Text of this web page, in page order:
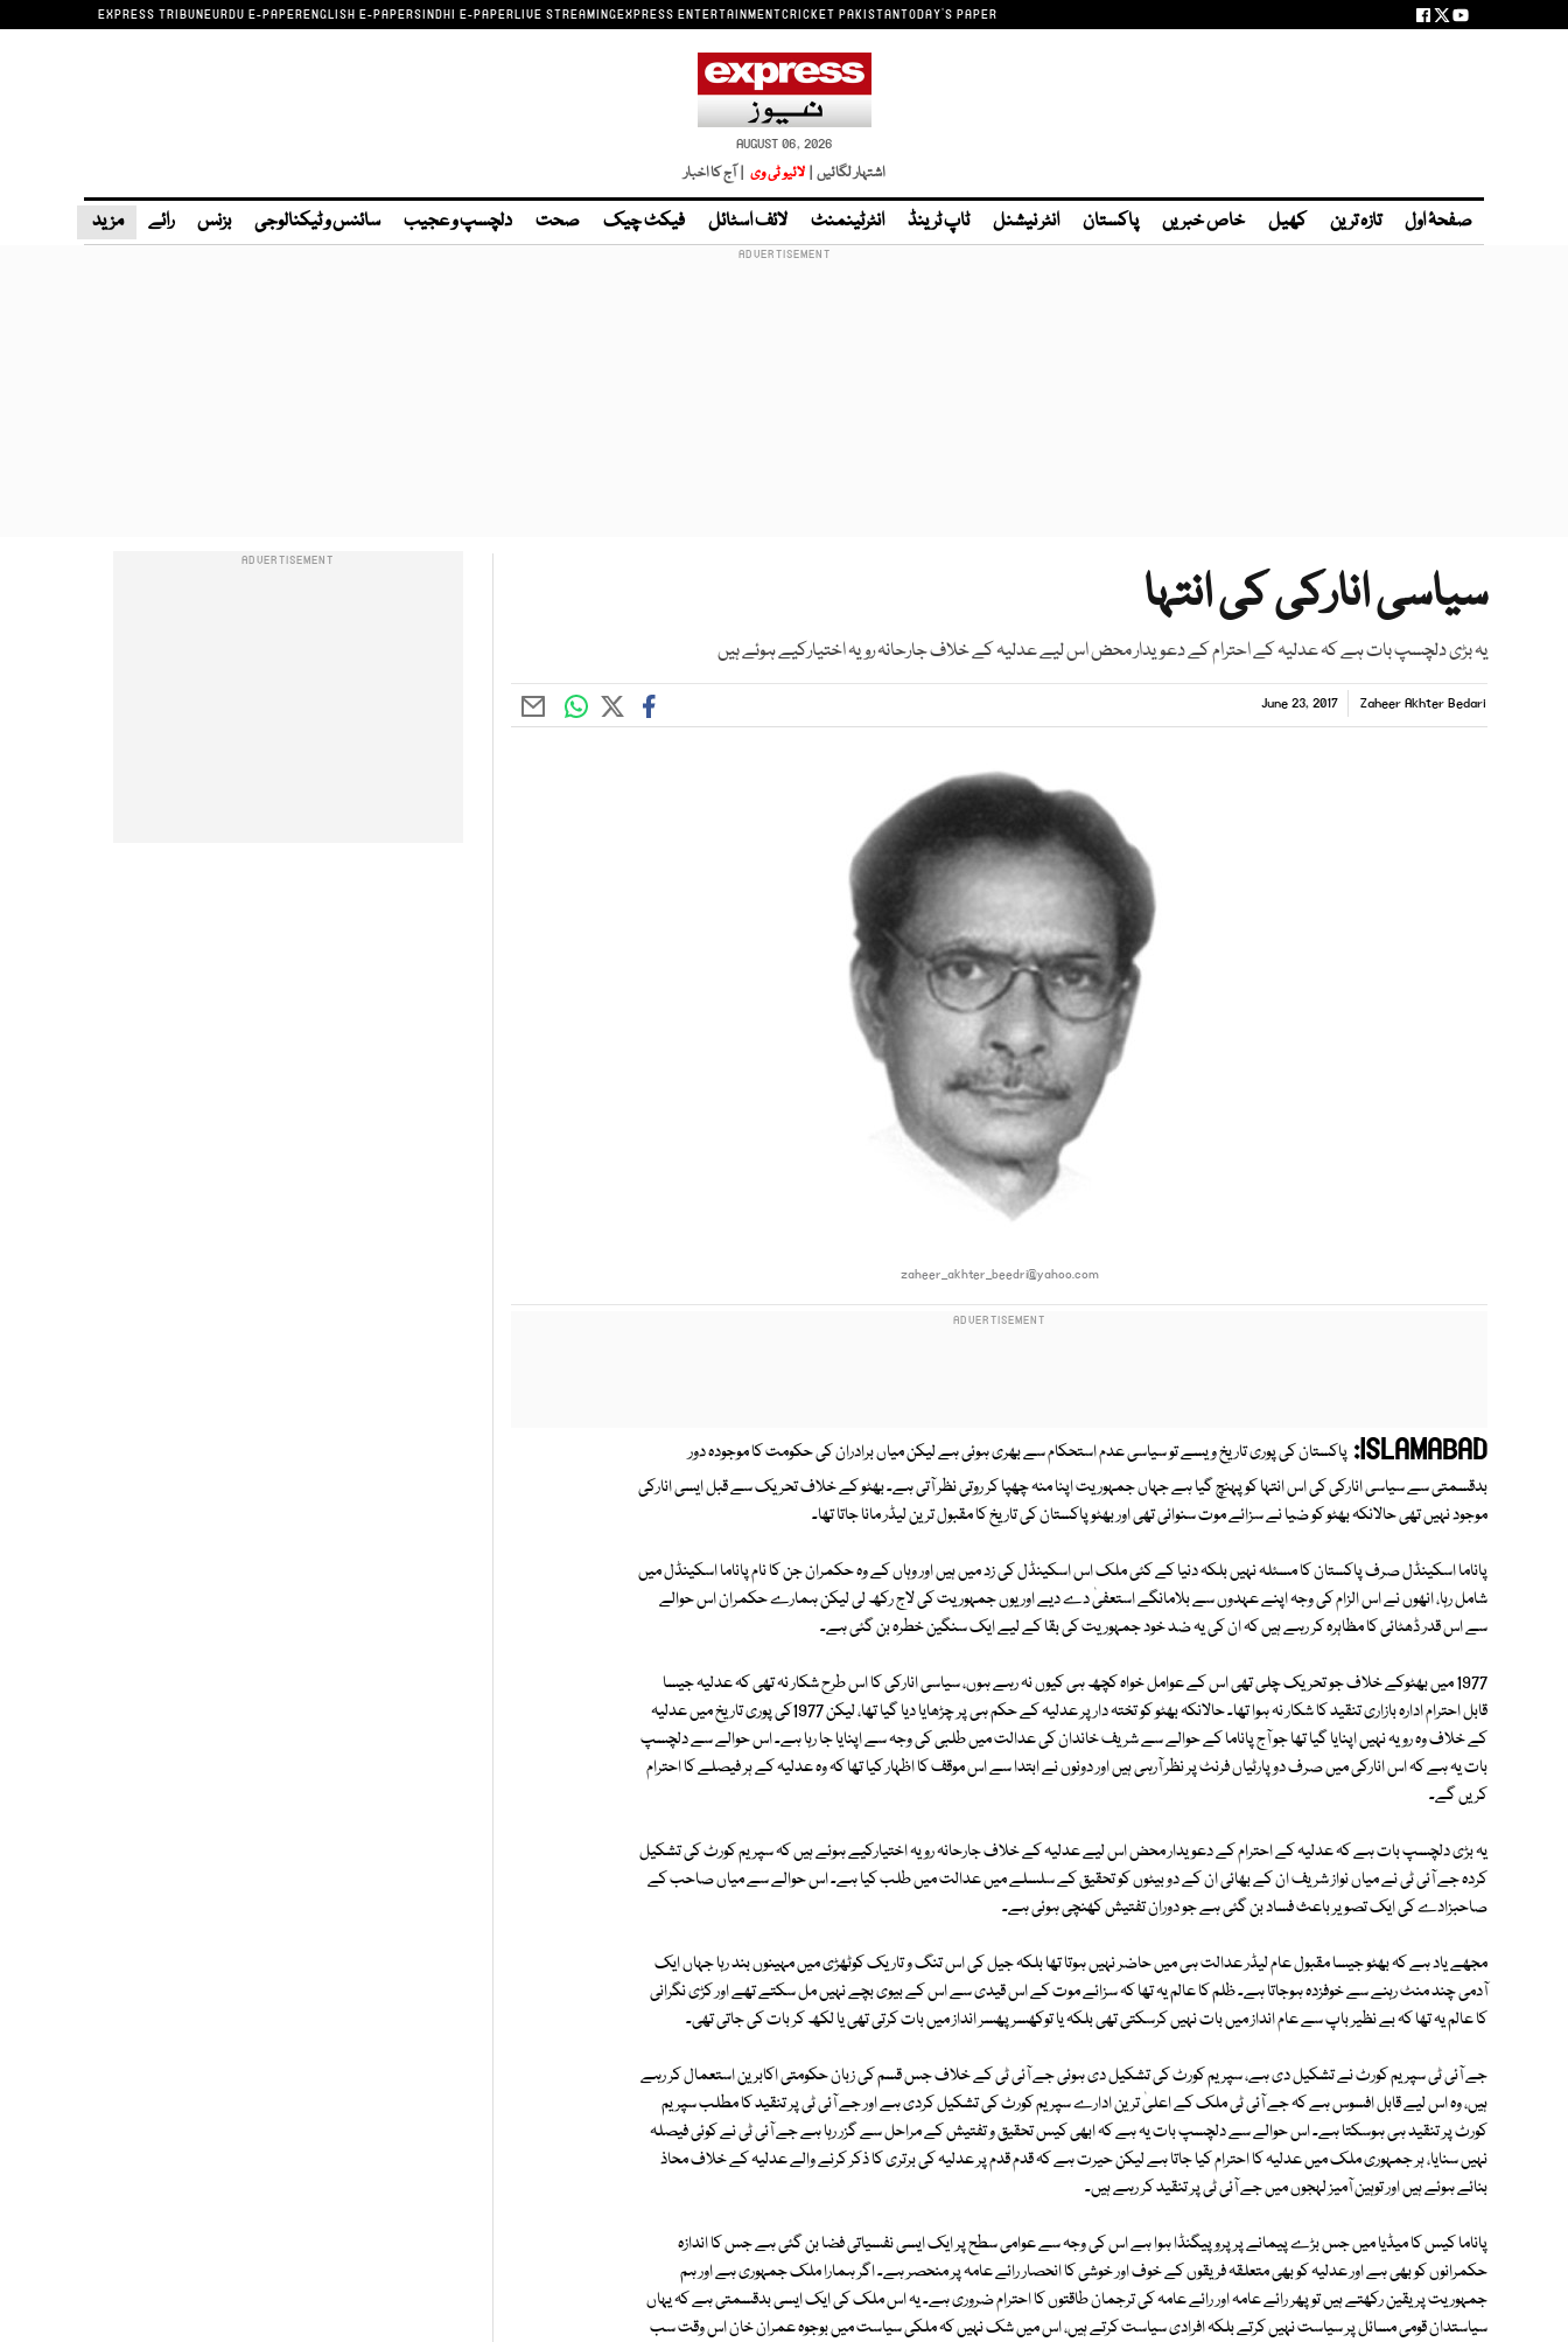
EXPRESS TRIBUNEURDU E-PAPERENGLISH E-PAPERSINDHI E-PAPERLIVE STREAMINGEXPRESS ENTERTAINMENTCRICKET PAKISTANTODAY'S PAPER
AUGUST 06, 2026
اشتہار لگائیں | لائیو ٹی وی | آج کا اخبار
صفحۂ اول تازہ ترین کھیل خاص خبریں پاکستان انٹر نیشنل ٹاپ ٹرینڈ انٹرٹینمنٹ لائف اسٹائل فیکٹ چیک صحت دلچسپ و عجیب سائنس و ٹیکنالوجی بزنس رائے مزید
سیاسی انارکی کی انتہا
یہ بڑی دلچسپ بات ہے کہ عدلیہ کے احترام کے دعویدار محض اس لیے عدلیہ کے خلاف جارحانہ رویہ اختیارکیے ہوئے ہیں
Zaheer Akhter Bedari
June 23, 2017
zaheer_akhter_beedri@yahoo.com
ISLAMABAD: پاکستان کی پوری تاریخ ویسے تو سیاسی عدم استحکام سے بھری ہوئی ہے لیکن میاں برادران کی حکومت کا موجودہ دور
بدقسمتی سے سیاسی انارکی کی اس انتہا کو پہنچ گیا ہے جہاں جمہوریت اپنا منہ چھپا کر روتی نظر آتی ہے۔ بھٹو کے خلاف تحریک سے قبل ایسی انارکی
موجود نہیں تھی حالانکہ بھٹو کو ضیا نے سزائے موت سنوائی تھی اور بھٹو پاکستان کی تاریخ کا مقبول ترین لیڈر مانا جاتا تھا۔
پاناما اسکینڈل صرف پاکستان کا مسئلہ نہیں بلکہ دنیا کے کئی ملک اس اسکینڈل کی زد میں ہیں اور وہاں کے وہ حکمران جن کا نام پاناما اسکینڈل میں
شامل رہا، انھوں نے اس الزام کی وجہ اپنے عہدوں سے بلامانگے استعفیٰ دے دیے اور یوں جمہوریت کی لاج رکھ لی لیکن ہمارے حکمران اس حوالے
سے اس قدر ڈھٹائی کا مظاہرہ کر رہے ہیں کہ ان کی یہ ضد خود جمہوریت کی بقا کے لیے ایک سنگین خطرہ بن گئی ہے۔
1977 میں بھٹوکے خلاف جو تحریک چلی تھی اس کے عوامل خواہ کچھ ہی کیوں نہ رہے ہوں، سیاسی انارکی کا اس طرح شکار نہ تھی کہ عدلیہ جیسا
قابل احترام ادارہ بازاری تنقید کا شکار نہ ہوا تھا۔ حالانکہ بھٹو کو تختہ دار پر عدلیہ کے حکم ہی پر چڑھایا دیا گیا تھا، لیکن 1977کی پوری تاریخ میں عدلیہ
کے خلاف وہ رویہ نہیں اپنایا گیا تھا جو آج پاناما کے حوالے سے شریف خاندان کی عدالت میں طلبی کی وجہ سے اپنایا جا رہا ہے۔ اس حوالے سے دلچسپ
بات یہ ہے کہ اس انارکی میں صرف دو پارٹیاں فرنٹ پر نظر آرہی ہیں اور دونوں نے ابتدا سے اس موقف کا اظہار کیا تھا کہ وہ عدلیہ کے ہر فیصلے کا احترام
کریں گے۔
یہ بڑی دلچسپ بات ہے کہ عدلیہ کے احترام کے دعویدار محض اس لیے عدلیہ کے خلاف جارحانہ رویہ اختیارکیے ہوئے ہیں کہ سپریم کورٹ کی تشکیل
کردہ جے آئی ٹی نے میاں نواز شریف ان کے بھائی ان کے دو بیٹوں کو تحقیق کے سلسلے میں عدالت میں طلب کیا ہے۔ اس حوالے سے میاں صاحب کے
صاحبزادے کی ایک تصویر باعث فساد بن گئی ہے جو دوران تفتیش کھنچی ہوئی ہے۔
مجھے یاد ہے کہ بھٹو جیسا مقبول عام لیڈر عدالت ہی میں حاضر نہیں ہوتا تھا بلکہ جیل کی اس تنگ و تاریک کوٹھڑی میں مہینوں بند رہا جہاں ایک
آدمی چند منٹ رہنے سے خوفزدہ ہوجاتا ہے۔ ظلم کا عالم یہ تھا کہ سزائے موت کے اس قیدی سے اس کے بیوی بچے نہیں مل سکتے تھے اور کڑی نگرانی
کا عالم یہ تھا کہ بے نظیر باپ سے عام انداز میں بات نہیں کرسکتی تھی بلکہ یا توکھسر پھسر انداز میں بات کرتی تھی یا لکھ کر بات کی جاتی تھی۔
جے آئی ٹی سپریم کورٹ نے تشکیل دی ہے، سپریم کورٹ کی تشکیل دی ہوئی جے آئی ٹی کے خلاف جس قسم کی زبان حکومتی اکابرین استعمال کر رہے
ہیں، وہ اس لیے قابل افسوس ہے کہ جے آئی ٹی ملک کے اعلیٰ ترین ادارے سپریم کورٹ کی تشکیل کردی ہے اور جے آئی ٹی پر تنقید کا مطلب سپریم
کورٹ پر تنقید ہی ہوسکتا ہے۔ اس حوالے سے دلچسپ بات یہ ہے کہ ابھی کیس تحقیق و تفتیش کے مراحل سے گزر رہا ہے جے آئی ٹی نے کوئی فیصلہ
نہیں سنایا، ہر جمہوری ملک میں عدلیہ کا احترام کیا جاتا ہے لیکن حیرت ہے کہ قدم قدم پر عدلیہ کی برتری کا ذکر کرنے والے عدلیہ کے خلاف محاذ
بنائے ہوئے ہیں اور توہین آمیز لہجوں میں جے آئی ٹی پر تنقید کر رہے ہیں۔
پاناما کیس کا میڈیا میں جس بڑے پیمانے پر پروپیگنڈا ہوا ہے اس کی وجہ سے عوامی سطح پر ایک ایسی نفسیاتی فضا بن گئی ہے جس کا اندازہ
حکمرانوں کو بھی ہے اور عدلیہ کو بھی متعلقہ فریقوں کے خوف اور خوشی کا انحصار رائے عامہ پر منحصر ہے۔ اگر ہمارا ملک جمہوری ہے اور ہم
جمہوریت پر یقین رکھتے ہیں تو پھر رائے عامہ اور رائے عامہ کی ترجمان طاقتوں کا احترام ضروری ہے۔ یہ اس ملک کی ایک ایسی بدقسمتی ہے کہ یہاں
سیاستدان قومی مسائل پر سیاست نہیں کرتے بلکہ افرادی سیاست کرتے ہیں، اس میں شک نہیں کہ ملکی سیاست میں بوجوہ عمران خان اس وقت سب